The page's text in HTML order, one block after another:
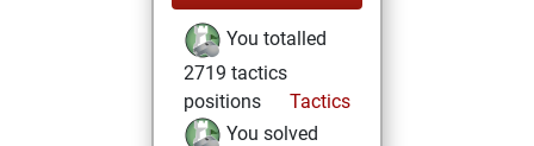
You totalled
2719 tactics
positions
Tactics
You solved